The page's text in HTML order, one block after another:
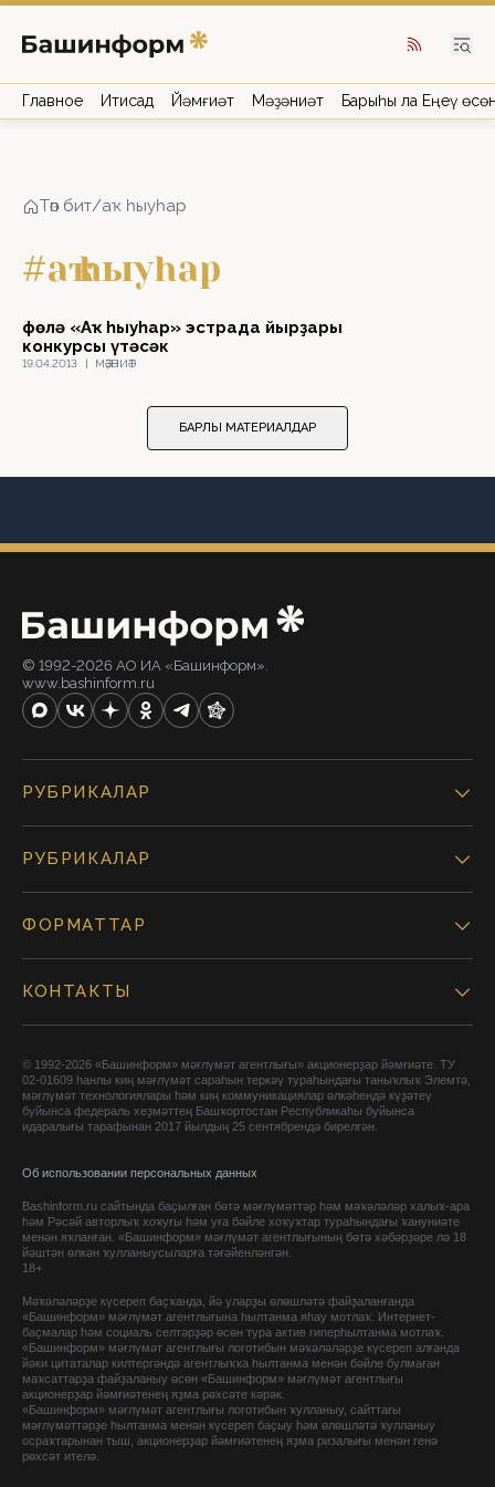
Главное Иҡтисад Йәмғиәт Мәҙәниәт Барыһы ла Еңеү
Төп бит/аҡ һыуһар
#аҡ һыуһар
19.04.2013 | МӘҘӘНИӘТ
Өфөлә «Аҡ һыуһар» эстрада йырҙары
конкурсы үтәсәк
БАРЛЫҠ МАТЕРИАЛДАР
© 1992-2026 АО ИА «Башинформ».
www.bashinform.ru
РУБРИКАЛАР
РУБРИКАЛАР
ФОРМАТТАР
КОНТАКТЫ
© 1992-2026 «Башинформ» мәғлүмәт агентлығы» акционерҙар йәмғиәте. ТУ
02-01609 һанлы киң мәғлүмәт сараһын теркәү тураһындағы таныҡлыҡ Элемтә,
мәғлүмәт технологиялары һәм киң коммуникациялар өлкәһендә күҙәтеү
буйынса федераль хеҙмәттең Башҡортостан Республикаһы буйынса
идаралығы тарафынан 2017 йылдың 25 сентябрендә бирелгән.
Об использовании персональных данных
Bashinform.ru сайтында баҫылған бөтә мәғлүмәттәр һәм мәҡәләләр халыҡ-ара
һәм Рәсәй авторлыҡ хоҡуғы һәм уға бәйле хоҡуҡтар тураһындағы ҡануниәте
менән яҡланған. «Башинформ» мәғлүмәт агентлығының бөтә хәбәрҙәре лә 18
йәштән өлкән ҡулланыусыларға тәғәйенләнгән.
18+
Мәҡәләләрҙе күсереп баҫҡанда, йә уларҙы өлөшләтә файҙаланғанда
«Башинформ» мәғлүмәт агентлығына һылтанма яһау мотлаҡ. Интернет-
баҫмалар һәм социаль селтәрҙәр өсөн тура актив гиперһылтанма мотлаҡ.
«Башинформ» мәғлүмәт агентлығы логотибын мәҡәләләрҙе күсереп алғанда
йәки цитаталар килтергәндә агентлыҡҡа һылтанма менән бәйле булмаған
маҡсаттарҙа файҙаланыу өсөн «Башинформ» мәғлүмәт агентлығы
акционерҙар йәмғиәтенең яҙма рөхсәте кәрәк.
«Башинформ» мәғлүмәт агентлығы логотибын ҡулланыу, сайттағы
мәғлүмәттәрҙе һылтанма менән күсереп баҫыу һәм өлөшләтә ҡулланыу
осраҡтарынан тыш, акционерҙар йәмғиәтенең яҙма ризалығы менән генә
рөхсәт ителә.